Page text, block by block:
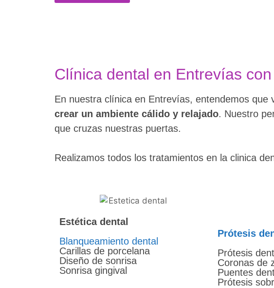
Clínica dental en Entrevías
En nuestra clínica en Entrevías, entendemos
crear un ambiente cálido y relajado. Nuestro
que cruzas nuestras puertas.
Realizamos todos los tratamientos en la clinica
Estética dental
Blanqueamiento dental
Carillas de porcelana
Diseño de sonrisa
Sonrisa gingival
Prótesis
Prótesis
Coronas de
Puentes
Prótesis